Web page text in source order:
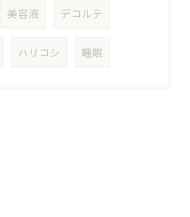
美容液 デコルテ
ハリコシ 睡眠